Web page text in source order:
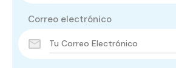
Correo electrónico